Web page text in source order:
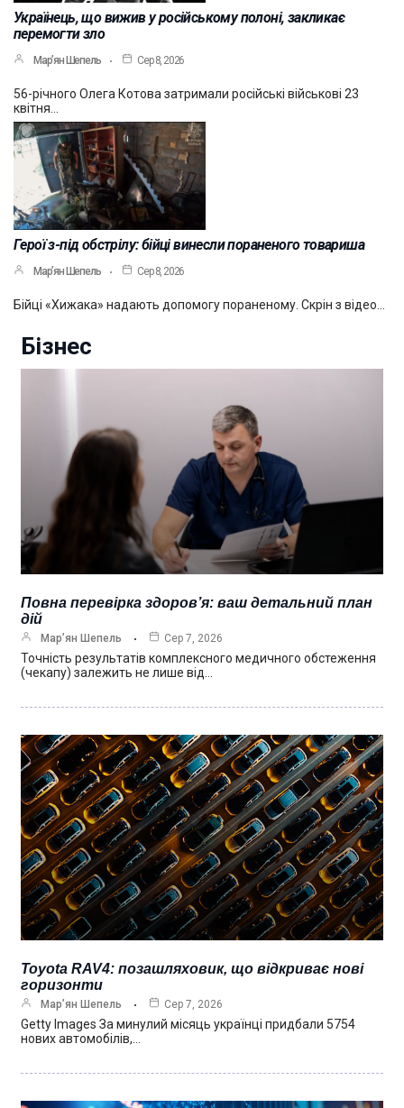
Українець, що вижив у російському полоні, закликає
перемогти зло
Мар’ян Шепель Сер 8, 2026
56-річного Олега Котова затримали російські військові 23
квітня…
Герої з-під обстрілу: бійці винесли пораненого товариша
Мар’ян Шепель Сер 8, 2026
Бійці «Хижака» надають допомогу пораненому. Скрін з відео…
Бізнес
Повна перевірка здоров’я: ваш детальний план
дій
Мар’ян Шепель Сер 7, 2026
Точність результатів комплексного медичного обстеження
(чекапу) залежить не лише від…
Toyota RAV4: позашляховик, що відкриває нові
горизонти
Мар’ян Шепель Сер 7, 2026
Getty Images За минулий місяць українці придбали 5754
нових автомобілів,…